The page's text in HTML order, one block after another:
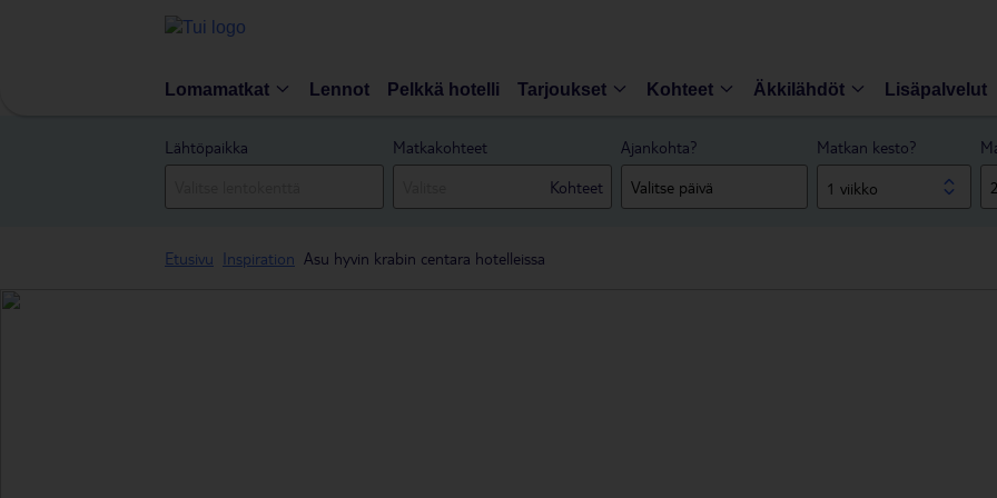
Lomamatkat Lennot Pelkkä hotelli Tarjoukset Kohteet Äkkilähdöt Lisäpalvelut
Lähtöpaikka
Matkakohteet
Kohteet
Ajankohta? Matkan kesto?
1 viikko
Etusivu Inspiration Asu hyvin krabin centara hotelleissa